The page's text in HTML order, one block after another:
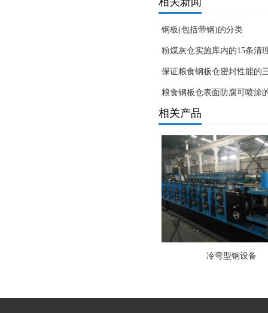
钢板(包括带钢)的分类
粉煤灰仓实施库内的15条清
保证粮食钢板仓密封性能的
粮食钢板仓表面防腐可喷涂
相关产品
冷弯型钢设备